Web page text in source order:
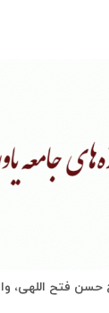
حسن فتح اللهی،